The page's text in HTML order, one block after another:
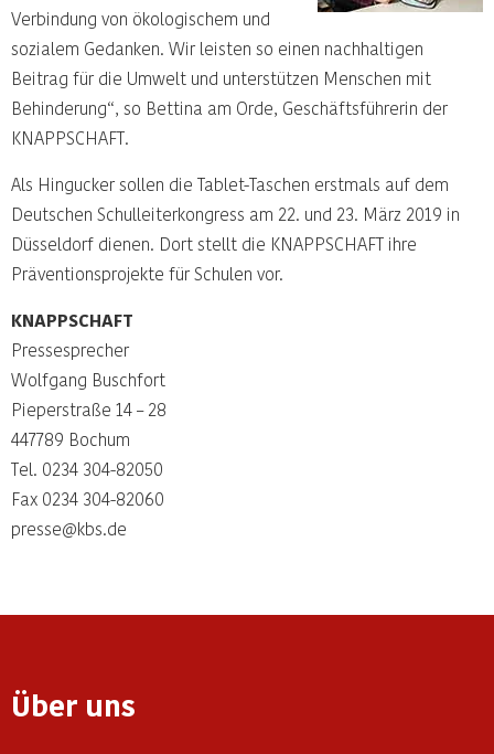
Verbindung von ökologischem und
sozialem Gedanken. Wir leisten so einen nachhaltigen
Beitrag für die Umwelt und unterstützen Menschen mit
Behinderung“, so Bettina am Orde, Geschäftsführerin der
KNAPPSCHAFT.
Als Hingucker sollen die Tablet-Taschen erstmals auf dem
Deutschen Schulleiterkongress am 22. und 23. März 2019 in
Düsseldorf dienen. Dort stellt die KNAPPSCHAFT ihre
Präventionsprojekte für Schulen vor.
KNAPPSCHAFT
Pressesprecher
Wolfgang Buschfort
Pieperstraße 14 – 28
447789 Bochum
Tel. 0234 304-82050
Fax 0234 304-82060
presse@kbs.de
Über uns